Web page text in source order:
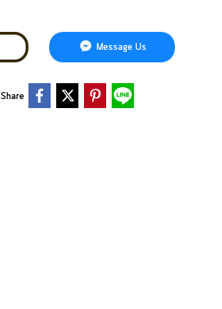
Message Us
Share